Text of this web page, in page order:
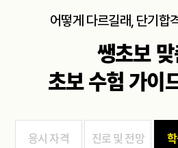
어떻게 다르길래, 단기합
쌩초보
초보 수험 가이
응시 자격 진로 및 전망